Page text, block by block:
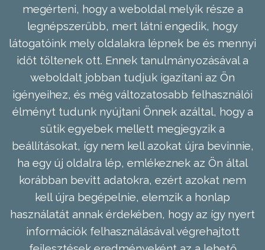
megérteni, hogy a weboldal melyik része a
legnépszerűbb, mert látni engedik, hogy
látogatóink mely oldalakra lépnek be és mennyi
időt töltenek ott. Ennek tanulmányozásával a
weboldalt jobban tudjuk igazítani az Ön
igényeihez, és még változatosabb felhasználói
élményt tudunk nyújtani Önnek azáltal, hogy a
sütik egyebek mellett megjegyzik a
beállításokat, így nem kell azokat újra bevinnie,
ha egy új oldalra lép, emlékeznek az Ön által
korábban bevitt adatokra, ezért azokat nem
kell újra begépelnie, elemzik a honlap
használatát annak érdekében, hogy az így nyert
információk felhasználásával végrehajtott